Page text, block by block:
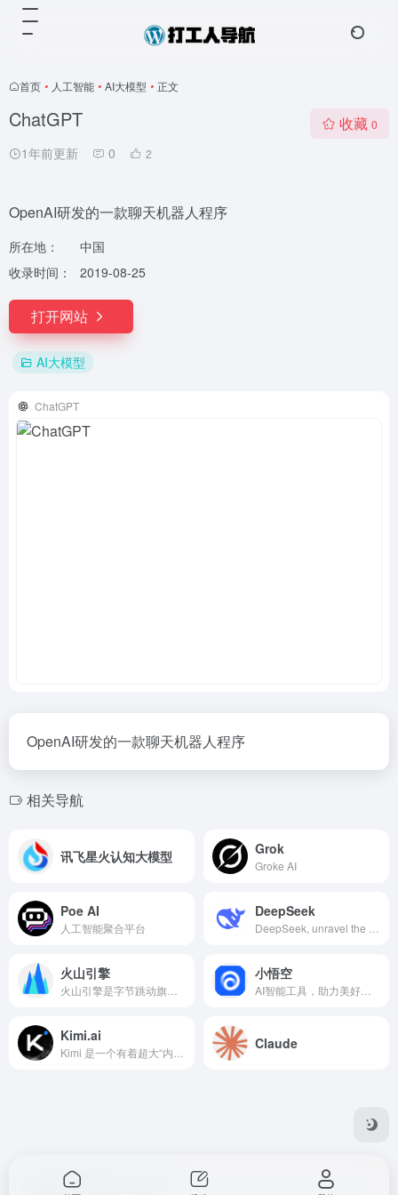
首页 • 人工智能 • AI大模型 • 正文
ChatGPT
1年前更新 0 2
收藏 0
OpenAI研发的一款聊天机器人程序
所在地：
中国
收录时间：
2019-08-25
打开网站
AI大模型
ChatGPT
OpenAI研发的一款聊天机器人程序
相关导航
讯飞星火认知大模型 Grok
Groke AI
Poe AI
人工智能聚合平台
DeepSeek
火山引擎 小悟空
Kimi.ai Claude
Copyright © 2026